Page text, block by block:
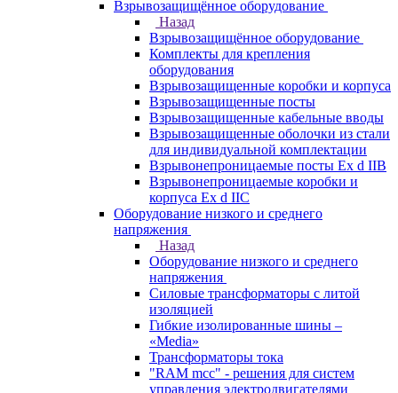
Взрывозащищённое оборудование
Назад
Взрывозащищённое оборудование
Комплекты для крепления
оборудования
Взрывозащищенные коробки и корпуса
Взрывозащищенные посты
Взрывозащищенные кабельные вводы
Взрывозащищенные оболочки из стали
для индивидуальной комплектации
Взрывонепроницаемые посты Ex d IIB
Взрывонепроницаемые коробки и
корпуса Ex d IIС
Оборудование низкого и среднего
напряжения
Назад
Оборудование низкого и среднего
напряжения
Силовые трансформаторы с литой
изоляцией
Гибкие изолированные шины –
«Media»
Трансформаторы тока
"RAM mcc" - решения для систем
управления электродвигателями